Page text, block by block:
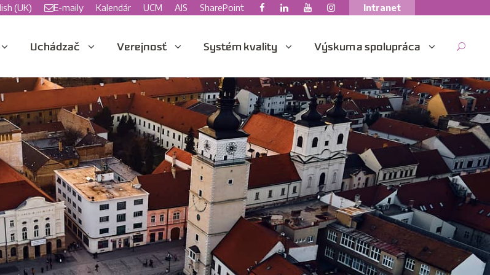
(UK) E-maily Kalendár UCM AIS SharePoint Intranet
Uchádzač Verejnosť Systém kvality Výskum a spolupráca